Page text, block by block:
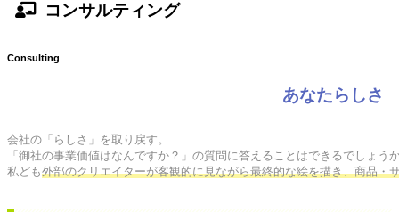
コンサルティング
Consulting
あなたらしさ
会社の「らしさ」を取り戻す。
「御社の事業価値はなんですか？」の質問に答えることはできるでしょう
私ども外部のクリエイターが客観的に見ながら最終的な絵を描き、商品・